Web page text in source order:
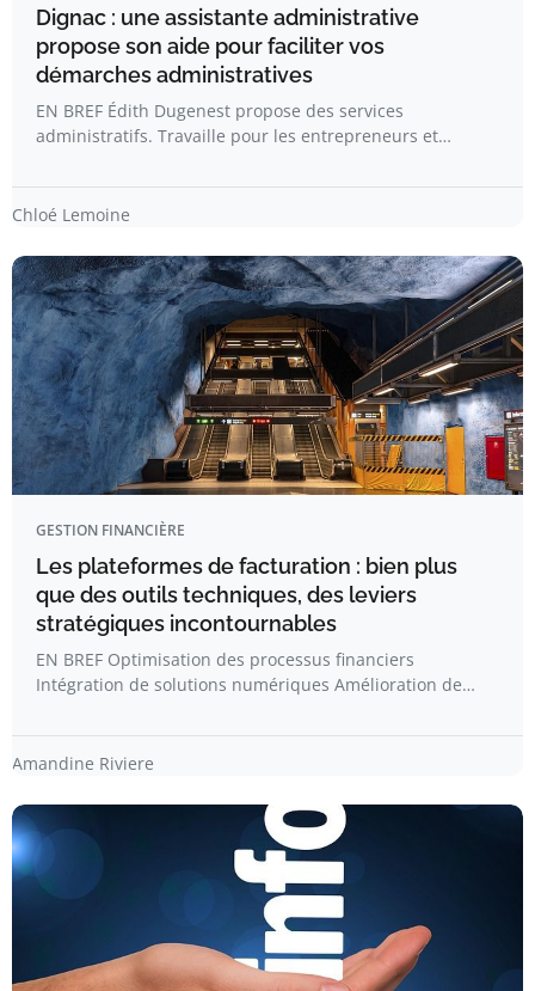
Dignac : une assistante administrative
propose son aide pour faciliter vos
démarches administratives
EN BREF Édith Dugenest propose des services
administratifs. Travaille pour les entrepreneurs et…
Chloé Lemoine
GESTION FINANCIÈRE
Les plateformes de facturation : bien plus
que des outils techniques, des leviers
stratégiques incontournables
EN BREF Optimisation des processus financiers
Intégration de solutions numériques Amélioration de…
Amandine Riviere